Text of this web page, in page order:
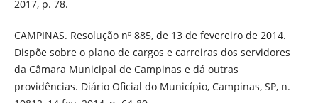
2017, p. 78.
CAMPINAS. Resolução nº 885, de 13 de fevereiro de 2014.
Dispõe sobre o plano de cargos e carreiras dos servidores
da Câmara Municipal de Campinas e dá outras
providências. Diário Oficial do Município, Campinas, SP, n.